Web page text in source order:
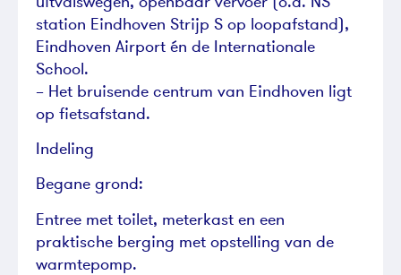
station Eindhoven Strijp S op loopafstand),
Eindhoven Airport én de Internationale
School.
– Het bruisende centrum van Eindhoven ligt
op fietsafstand.
Indeling
Begane grond:
Entree met toilet, meterkast en een
praktische berging met opstelling van de
warmtepomp.